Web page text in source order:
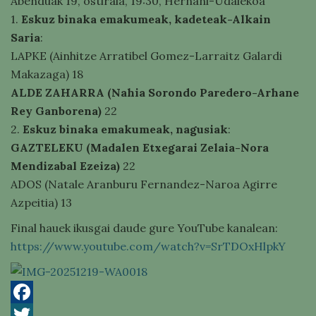
1. Eskuz binaka emakumeak, kadeteak-Alkain
Saria:
LAPKE (Ainhitze Arratibel Gomez-Larraitz Galardi
Makazaga) 18
ALDE ZAHARRA (Nahia Sorondo Paredero-Arhane
Rey Ganborena) 22
2. Eskuz binaka emakumeak, nagusiak:
GAZTELEKU (Madalen Etxegarai Zelaia-Nora
Mendizabal Ezeiza) 22
ADOS (Natale Aranburu Fernandez-Naroa Agirre
Azpeitia) 13
Final hauek ikusgai daude gure YouTube kanalean:
https://www.youtube.com/watch?v=SrTDOxHlpkY